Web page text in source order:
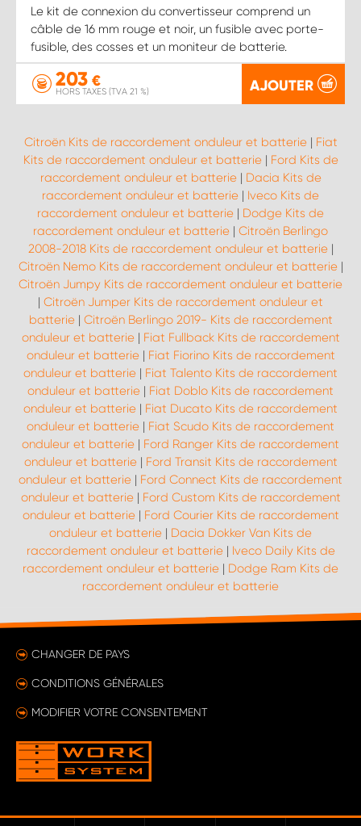
Le kit de connexion du convertisseur comprend un
câble de 16 mm rouge et noir, un fusible avec porte-
fusible, des cosses et un moniteur de batterie.
203 €
HORS TAXES (TVA 21 %) AJOUTER
Citroën Kits de raccordement onduleur et batterie| Fiat
Kits de raccordement onduleur et batterie| Ford Kits de
raccordement onduleur et batterie| Dacia Kits de
raccordement onduleur et batterie | Iveco Kits de
raccordement onduleur et batterie | Dodge Kits de
raccordement onduleur et batterie | Citroën Berlingo
2008-2018 Kits de raccordement onduleur et batterie|
Citroën Nemo Kits de raccordement onduleur et batterie|
Citroën Jumpy Kits de raccordement onduleur et batterie
| Citroën Jumper Kits de raccordement onduleur et
batterie| Citroën Berlingo 2019- Kits de raccordement
onduleur et batterie| Fiat Fullback Kits de raccordement
onduleur et batterie| Fiat Fiorino Kits de raccordement
onduleur et batterie | Fiat Talento Kits de raccordement
onduleur et batterie | Fiat Doblo Kits de raccordement
onduleur et batterie | Fiat Ducato Kits de raccordement
onduleur et batterie | Fiat Scudo Kits de raccordement
onduleur et batterie | Ford Ranger Kits de raccordement
onduleur et batterie| Ford Transit Kits de raccordement
onduleur et batterie | Ford Connect Kits de raccordement
onduleur et batterie| Ford Custom Kits de raccordement
onduleur et batterie| Ford Courier Kits de raccordement
onduleur et batterie | Dacia Dokker Van Kits de
raccordement onduleur et batterie| Iveco Daily Kits de
raccordement onduleur et batterie | Dodge Ram Kits de
raccordement onduleur et batterie
CHANGER DE PAYS
CONDITIONS GÉNÉRALES
MODIFIER VOTRE CONSENTEMENT